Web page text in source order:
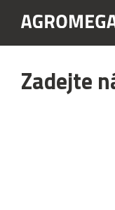
Zadejte